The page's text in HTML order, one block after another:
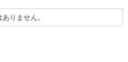
りません。